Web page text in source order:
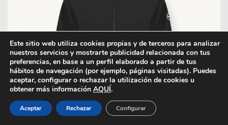
Este sitio web utiliza cookies propias y de terceros para analizar
nuestros servicios y mostrarte publicidad relacionada con tus
preferencias, en base a un perfil elaborado a partir de tus
hábitos de navegación (por ejemplo, páginas visitadas). Puedes
aceptar, configurar o rechazar la utilización de cookies u
obtener más información AQUÍ.
Aceptar Rechazar Configurar